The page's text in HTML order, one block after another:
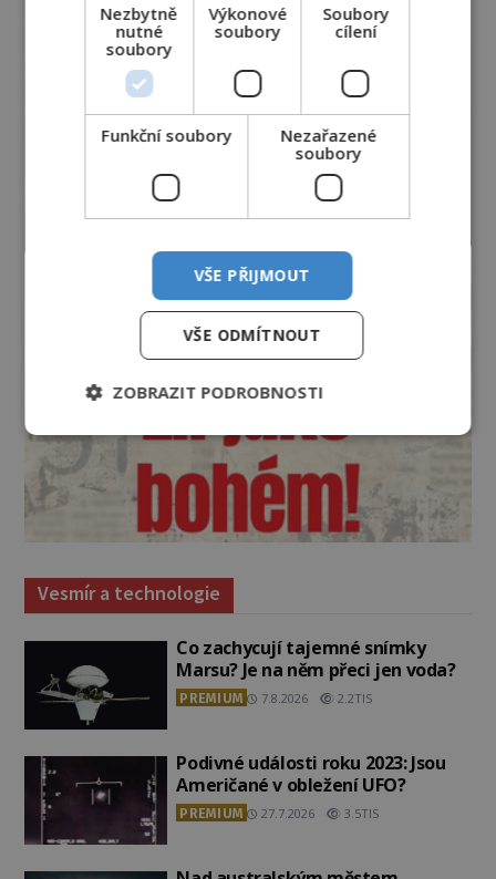
Vesmír a technologie
Co zachycují tajemné snímky
Marsu? Je na něm přeci jen voda?
PREMIUM 7.8.2026 2.2TIS
Podivné události roku 2023: Jsou
Američané v obležení UFO?
PREMIUM 27.7.2026 3.5TIS
Nezbytně
nutné
soubory
Výkonové
soubory
Soubory
cílení
Funkční soubory
Nezařazené
soubory
VŠE PŘIJMOUT
VŠE ODMÍTNOUT
ZOBRAZIT PODROBNOSTI